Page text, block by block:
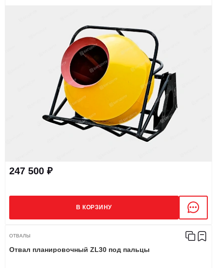
247 500 ₽
В КОРЗИНУ
ОТВАЛЫ
Отвал планировочный ZL30 под пальцы